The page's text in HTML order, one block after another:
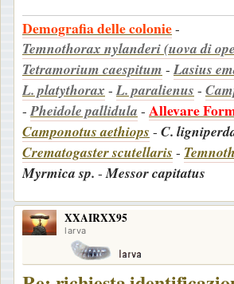
Demografia delle colonie-
Temnothorax nylanderi (uova di
Tetramorium caespitum -Lasius
L. platythorax -L. paralienus -
-Pheidole pallidula - Allevare
Camponotus aethiops - C.
Crematogaster scutellaris -
Myrmica sp. -Messor capitatus
XXAIRXX95
larva